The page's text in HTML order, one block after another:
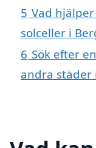
5 Vad
solceller i
6 Sök efter
andra städer